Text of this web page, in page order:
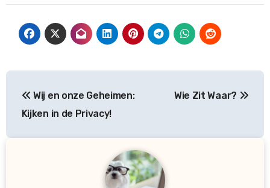
navigatie
Wij en onze Geheimen:
Kijken in de Privacy!
Wie Zit Waar?